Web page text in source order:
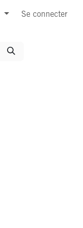
Se connecter